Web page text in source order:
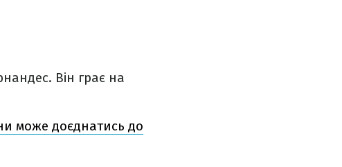
Він грає на
може доєднатись до